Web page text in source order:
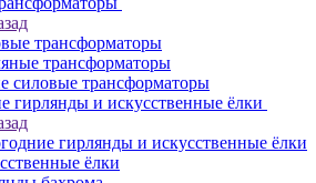
трансформаторы
трансформаторы
силовые трансформаторы
гирлянды и искусственные ёлки
гирлянды и искусственные ёлки
ёлки